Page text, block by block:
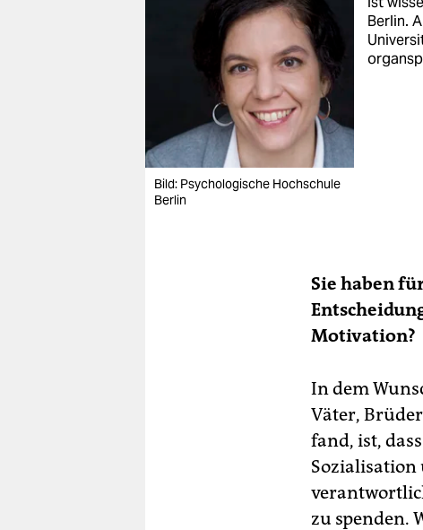
Bild: Psychologische Hochschule
Berlin
Berlin.
Sie haben
Motivation?
In dem
Väter,
fand, ist,
Sozialisation
zu spenden.